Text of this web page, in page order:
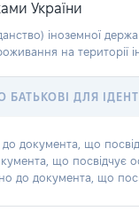
України
іноземної
на території
БАТЬКОВІ ДЛЯ
до документа, що
що посвідчує
до документа, що